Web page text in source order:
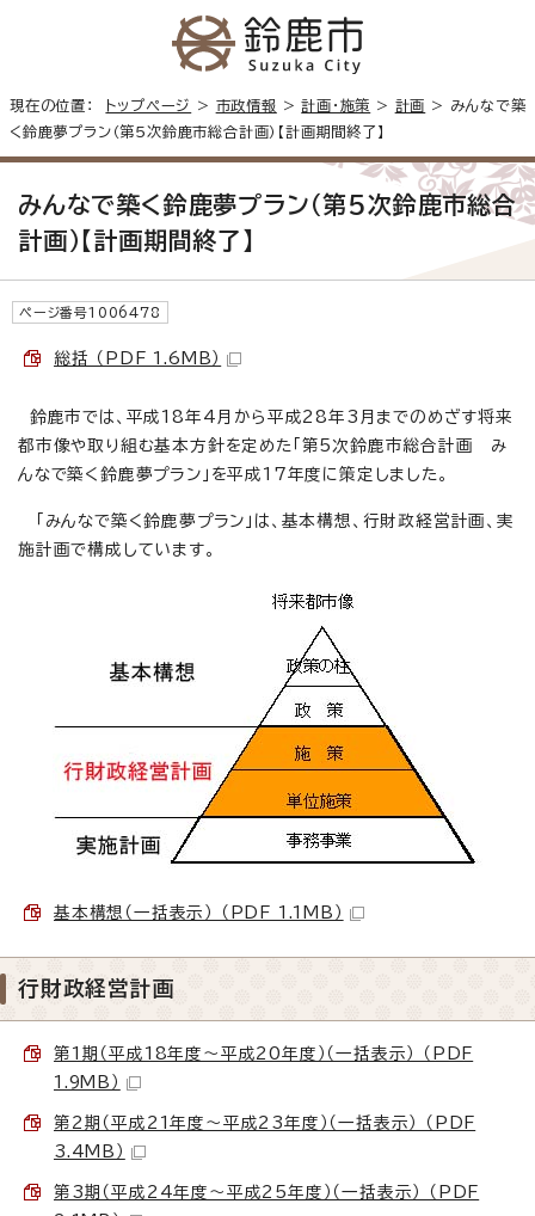
現在の位置： トップページ > 市政情報 >計画・施策 > 計画 > みんなで築
く鈴鹿夢プラン（第5次鈴鹿市総合計画）【計画期間終了】
みんなで築く鈴鹿夢プラン（第5次鈴鹿市総合
計画）【計画期間終了】
ページ番号1006478
総括 （PDF 1.6MB）
鈴鹿市では、平成18年4月から平成28年3月までのめざす将来
都市像や取り組む基本方針を定めた「第5次鈴鹿市総合計画 み
んなで築く鈴鹿夢プラン」を平成17年度に策定しました。
「みんなで築く鈴鹿夢プラン」は、基本構想、行財政経営計画、実
施計画で構成しています。
基本構想（一括表示） （PDF 1.1MB）
行財政経営計画
第1期（平成18年度～平成20年度）（一括表示） （PDF
1.9MB）
第2期（平成21年度～平成23年度）（一括表示） （PDF
3.4MB）
第3期（平成24年度～平成25年度）（一括表示） （PDF